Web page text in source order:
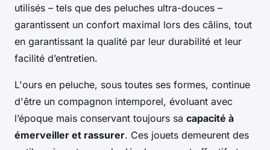
utilisés – tels que des peluches ultra-douces –
garantissent un confort maximal lors des câlins, tout
en garantissant la qualité par leur durabilité et leur
facilité d’entretien.
L'ours en peluche, sous toutes ses formes, continue
d'être un compagnon intemporel, évoluant avec
l’époque mais conservant toujours sa capacité à
émerveiller et rassurer. Ces jouets demeurent des